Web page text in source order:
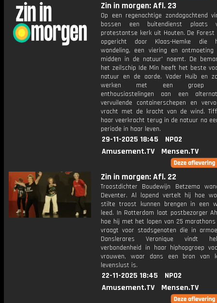
Zin in morgen: Afl. 23
Op een regenachtige zondagochtend
bossen een buitendienst plaats
protestantse kerk uit Houten. De Forest
opgericht door Klaas-Hemke die
wandeling, een viering en
midden in de natuur' noemt. De
het zeilschip Ide Min heeft het beste
natuur en de aarde. Vader Huib en
werken met een groep
enthousiastelingen aan een
vervuilende containerschepen en
vracht met de kracht van de wind.
haar veerkracht terug in de natuur na
periode in haar leven.
29-11-2025 18:45
NPO2
Amusement.TV
Mensen.TV
Zin in morgen: Afl. 22
Troostdichter Boudewijn Betzema
Deventer. Al lopend vertelt hij hoe
stilte troost kunnen brengen in een
leed. In Rotterdam laat postbezorger
hoe hij met het lopen van 25
vraagt voor stadsgenoten die in
Danslerares Veronique vindt
verbondenheid in haar hiphopgroep
vrouwen, waar dans een bron van
levenslust is.
22-11-2025 18:45
NPO2
Amusement.TV
Mensen.TV